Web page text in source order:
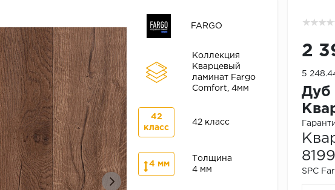
FARGO
Коллекция
Кварцевый
ламинат Fargo
Comfort, 4мм
42
класс
42 класс
4 мм
Толщина
4 мм
2
5
Дуб
SPC